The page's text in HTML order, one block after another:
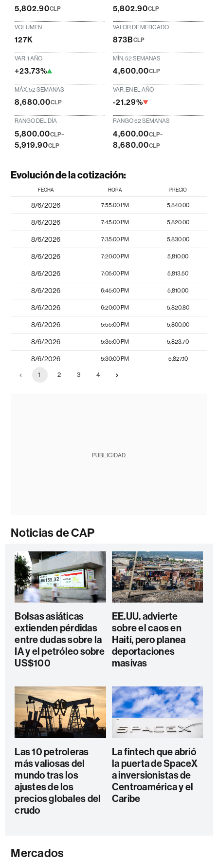
5,802.90CLP 5,802.90CLP
VOLUMEN
127K
VALOR DE MERCADO
873BCLP
VAR. 1 AÑO
+23.73%
MÍN. 52 SEMANAS
4,600.00CLP
MÁX. 52 SEMANAS
8,680.00CLP
VAR. EN EL AÑO
-21.29%
RANGO DEL DÍA
5,800.00CLP-
5,919.90CLP
RANGO 52 SEMANAS
4,600.00CLP-
8,680.00CLP
Evolución de la cotización:
FECHA HORA PRECIO
8/6/2026 7:55:00 PM 5,840.00
8/6/2026 7:45:00 PM 5,820.00
8/6/2026 7:35:00 PM 5,830.00
8/6/2026 7:20:00 PM 5,810.00
8/6/2026 7:05:00 PM 5,813.50
8/6/2026 6:45:00 PM 5,810.00
8/6/2026 6:20:00 PM 5,820.80
8/6/2026 5:55:00 PM 5,800.00
8/6/2026 5:35:00 PM 5,823.70
8/6/2026 5:30:00 PM 5,827.10
1 2 3 4
PUBLICIDAD
Noticias de CAP
Bolsas asiáticas
extienden pérdidas
entre dudas sobre la
IA y el petróleo sobre
US$100
EE.UU. advierte
sobre el caos en
Haití, pero planea
deportaciones
masivas
Las 10 petroleras
más valiosas del
mundo tras los
ajustes de los
precios globales del
crudo
La fintech que abrió
la puerta de SpaceX
a inversionistas de
Centroamérica y el
Caribe
Mercados